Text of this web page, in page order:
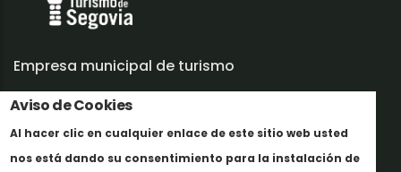
Aviso de Cookies
Al hacer clic en cualquier enlace de este sitio web usted
nos está dando su consentimiento para la instalación de
Empresa municipal de turismo
Trabaja con nosotros
Informes y documentación